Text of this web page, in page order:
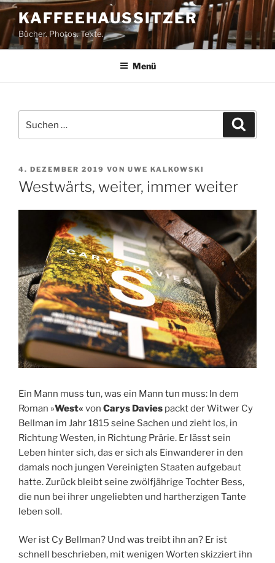
Zum
Inhalt
springen
KAFFEEHAUSSITZER
Bücher. Photos. Texte.
Menü
nach:
VERÖFFENTLICHT
AM
4. DEZEMBER 2019 VON UWE KALKOWSKI
Westwärts, weiter, immer weiter
Ein Mann muss tun, was ein Mann tun muss: In dem
Roman »West« von Carys Davies packt der Witwer Cy
Bellman im Jahr 1815 seine Sachen und zieht los, in
Richtung Westen, in Richtung Prärie. Er lässt sein
Leben hinter sich, das er sich als Einwanderer in den
damals noch jungen Vereinigten Staaten aufgebaut
hatte. Zurück bleibt seine zwölfjährige Tochter Bess,
die nun bei ihrer ungeliebten und hartherzigen Tante
leben soll.
Wer ist Cy Bellman? Und was treibt ihn an? Er ist
schnell beschrieben, mit wenigen Worten skizziert ihn